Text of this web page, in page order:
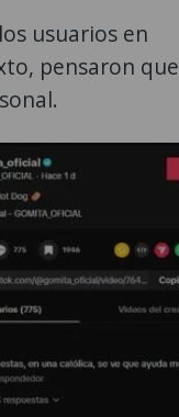
usuarios en
pensaron